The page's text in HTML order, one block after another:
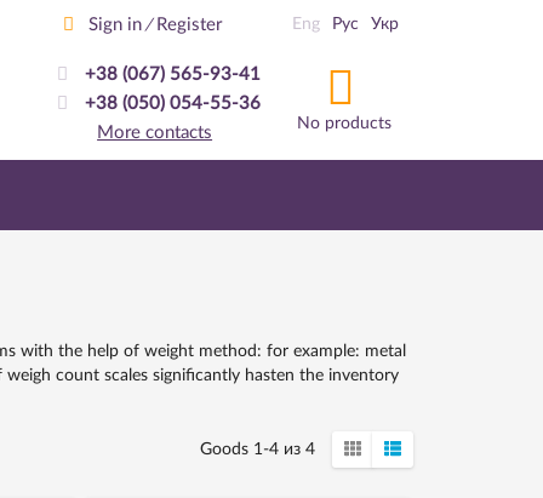
Sign in / Register
+38 (067) 565-93-41
+38 (050) 054-55-36
More contacts
Eng Рус Укр
No products
with the help of weight method: for example: metal
count scales significantly hasten the inventory
Goods 1-4 из 4